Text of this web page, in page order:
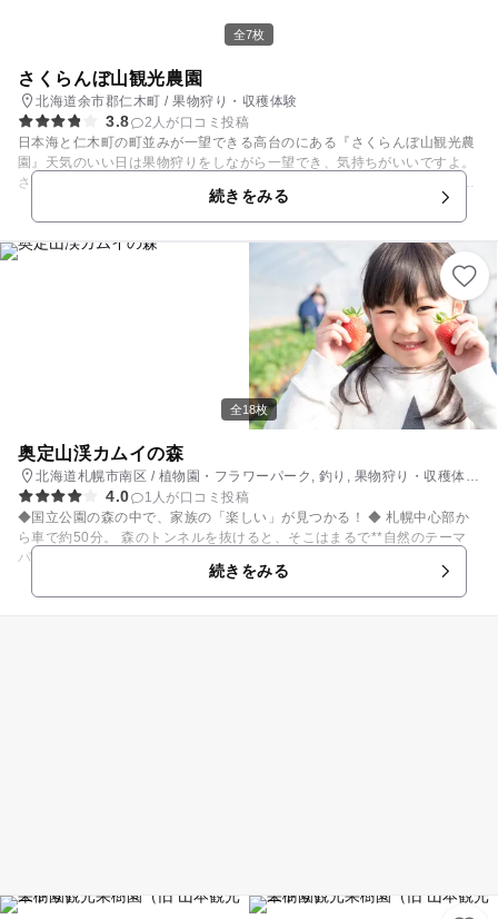
全7枚
さくらんぼ山観光農園
北海道余市郡仁木町 / 果物狩り・収穫体験
3.8
2人が口コミ投稿
日本海と仁木町の町並みが一望できる高台のにある『さくらんぼ山観光農
園』天気のいい日は果物狩りをしながら一望でき、気持ちがいいですよ。
さくらんぼ畑は全道でも屈指の広さの施設です。他にも時期によりイベン
トも開催されています。さくらんぼ種飛ばし大会やジンギスカン（要予
約）など開催されているので、ＨＰで確認してお出かけしてくださいね。
続きをみる
全18枚
奥定山渓カムイの森
北海道札幌市南区 / 植物園・フラワーパーク, 釣り, 果物狩り・収穫体
験, いちご狩り, 自然体験・アクティビティ
4.0
1人が口コミ投稿
◆国立公園の森の中で、家族の「楽しい」が見つかる！ ◆ 札幌中心部か
ら車で約50分。 森のトンネルを抜けると、そこはまるで**自然のテーマ
パーク！** 定山渓の奥座敷に広がる「奥定山渓カムイの森」は、 東京ド
ーム約7個分の広さを誇る、自然の循環を体験できる施設です。 野生動物
や野鳥にも出会えるワクワクの一本道をのぼった先に、 どこか懐かしい、
続きをみる